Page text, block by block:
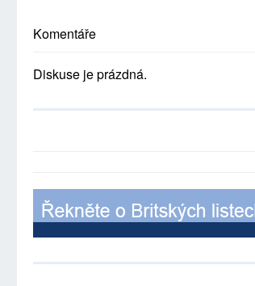
Komentáře
Diskuse je prázdná.